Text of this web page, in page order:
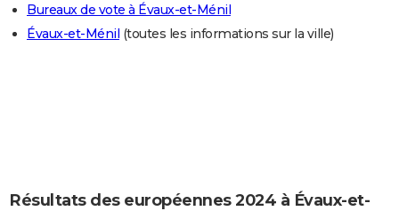
Art de vivre
Bien-être
Loisirs
Mode
Modes de vie
CARTE DE VOEUX
Bureaux de vote à Évaux-et-Ménil
Évaux-et-Ménil (toutes les informations sur la ville)
Résultats des européennes 2024 à Évaux-et-